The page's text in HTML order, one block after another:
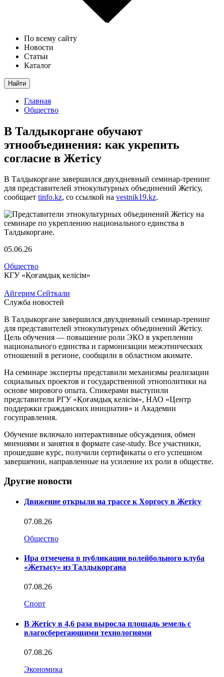
По всему сайту
Новости
Статьи
Каталог
Найти
Главная
Общество
В Талдыкоргане обучают
этнообъединения: как укрепить
согласие в Жетісу
В Талдыкоргане завершился двухдневный семинар-тренинг
для представителей этнокультурных объединений Жетісу,
сообщает tinfo.kz, со ссылкой на vestnik19.kz.
05.06.26
Общество
КГУ «Қоғамдық келісім»
Айгерим Сейткали
Служба новостей
В Талдыкоргане завершился двухдневный семинар-тренинг
для представителей этнокультурных объединений Жетісу.
Цель обучения — повышение роли ЭКО в укреплении
национального единства и гармонизации межэтнических
отношений в регионе, сообщили в областном акимате.
На семинаре эксперты представили механизмы реализации
социальных проектов и государственной этнополитики на
основе мирового опыта. Спикерами выступили
представители РГУ «Қоғамдық келісім», НАО «Центр
поддержки гражданских инициатив» и Академии
госуправления.
Обучение включало интерактивные обсуждения, обмен
мнениями и занятия в формате case-study. Все участники,
прошедшие курс, получили сертификаты о его успешном
завершении, направленные на усиление их роли в обществе.
Другие новости
Движение открыли на трассе к Хоргосу в Жетісу
07.08.26
Общество
Ира отмечена в публикации волейбольного клуба
«Жетысу» из Талдыкоргана
07.08.26
Спорт
В Жетісу в 4,6 раза выросла площадь земель с
влагосберегающими технологиями
07.08.26
Экономика